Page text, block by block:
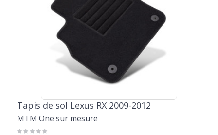
Tapis de sol Lexus RX 2009-2012
MTM One sur mesure